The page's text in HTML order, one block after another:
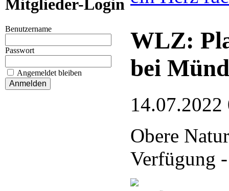
Mitglieder-Login
Benutzername
Passwort
Angemeldet bleiben
WLZ:
bei
14.07.2022
Obere
Verfügung